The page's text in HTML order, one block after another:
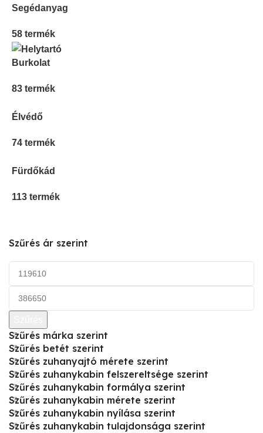
Segédanyag
58 termék
Burkolat
83 termék
Élvédő
74 termék
Fürdőkád
113 termék
Szűrés ár szerint
Szűrés márka szerint
Szűrés betét szerint
Szűrés zuhanyajtó mérete szerint
Szűrés zuhanykabin felszereltsége szerint
Szűrés zuhanykabin formálya szerint
Szűrés zuhanykabin mérete szerint
Szűrés zuhanykabin nyílása szerint
Szűrés zuhanykabin tulajdonsága szerint